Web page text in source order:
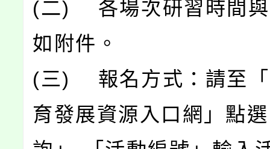
(二) 各場次研習時間與
如附件。
(三) 報名方式：請至「
育發展資源入口網」點